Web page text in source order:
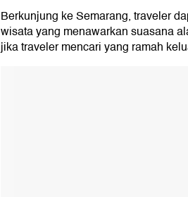
Berkunjung ke Semarang, traveler
wisata yang menawarkan suasana
jika traveler mencari yang ramah